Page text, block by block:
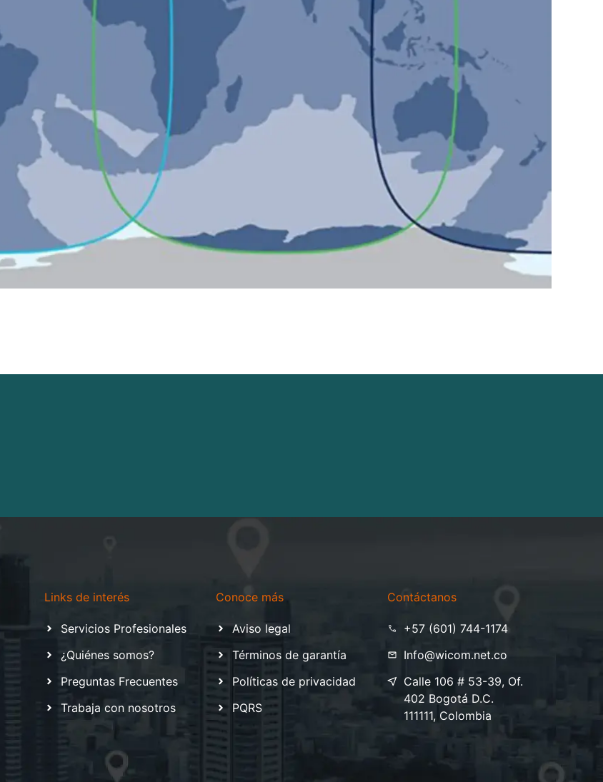
Links de interés
Servicios Profesionales
¿Quiénes somos?
Preguntas Frecuentes
Trabaja con nosotros
Conoce más
Aviso legal
Términos de garantía
Políticas de privacidad
PQRS
Contáctanos
+57 (601) 744-1174
Info@wicom.net.co
Calle 106 # 53-39, Of.
402 Bogotá D.C.
111111, Colombia